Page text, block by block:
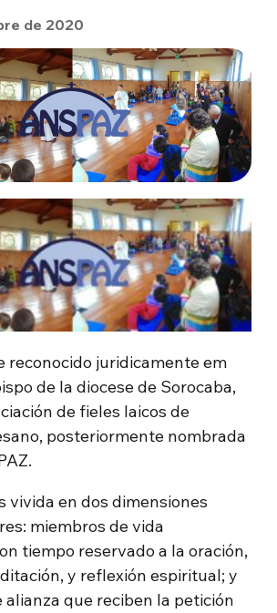
de 2020
reconocido juridicamente em
de la diocese de Sorocaba,
de fieles laicos de
posteriormente nombrada
vivida en dos dimensiones
miembros de vida
tiempo reservado a la oración,
y reflexión espiritual; y
que reciben la petición